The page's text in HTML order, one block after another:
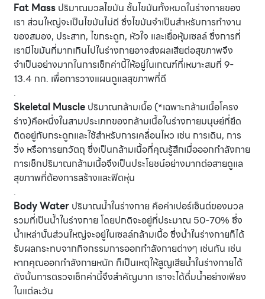
Fat Mass ปริมาณมวลไขมัน ชั้นไขมันทั้งหมดในร่างกายของ
เรา ส่วนใหญ่จะเป็นไขมันไม่ดี ซึ่งไขมันจำเป็นสำหรับการทำงาน
ของสมอง, ประสาท, ไขกระดูก, หัวใจ และเยื่อหุ้มเซลล์ ซึ่งการที่
เรามีไขมันที่มากเกินไปในร่างกายอาจส่งผลเสียต่อสุขภาพจึง
จำเป็นอย่างมากในการเช็กค่านี้ให้อยู่ในเกณฑ์ที่เหมาะสมที่ 9-
13.4 กก. เพื่อการวางแผนดูแลสุขภาพที่ดี
.
Skeletal Muscle ปริมาณกล้ามเนื้อ (*เฉพาะกล้ามเนื้อโครง
ร่าง)คือหนึ่งในสามประเภทของกล้ามเนื้อในร่างกายมนุษย์ที่ยึด
ติดอยู่กับกระดูกและใช้สำหรับการเคลื่อนไหว เช่น การเดิน, การ
วิ่ง หรือการยกวัตถุ ซึ่งเป็นกล้ามเนื้อที่คุณรู้สึกเมื่อออกกำลังกาย
การเช็กปริมาณกล้ามเนื้อจึงเป็นประโยชน์อย่างมากต่อสายดูแล
สุขภาพที่ต้องการสร้างและฟิตหุ่น
.
Body Water ปริมาณน้ำในร่างกาย คือค่าเปอร์เซ็นต์ของมวล
รวมที่เป็นน้ำในร่างกาย โดยปกติจะอยู่ที่ประมาณ 50-70% ซึ่ง
น้ำเหล่านั้นส่วนใหญ่จะอยู่ในเซลล์กล้ามเนื้อ ซึ่งน้ำในร่างกายก็ได้
รับผลกระทบจากกิจกรรมการออกกำลังกายต่างๆ เช่นกัน เช่น
หากคุณออกกำลังกายหนัก ก็เป็นเหตุให้สูญเสียน้ำในร่างกายได้
ดังนั้นการตรวจเช็กค่านี้จึงสำคัญมาก เราจะได้ดื่มน้ำอย่างเพียง
ในแต่ละวัน